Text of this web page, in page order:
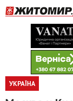
УКРАЇНА